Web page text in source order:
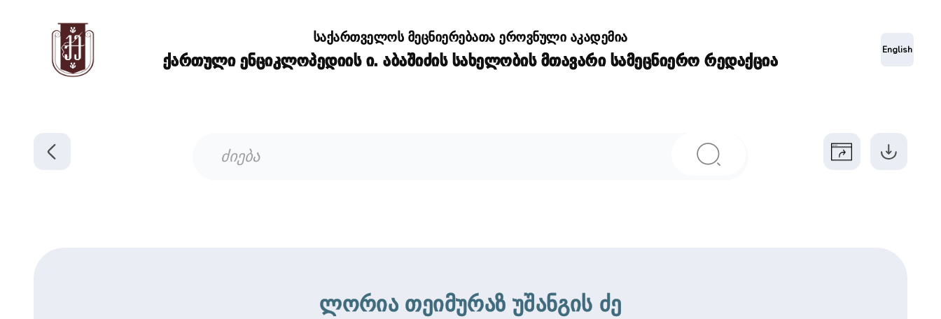
საქართველოს მეცნიერებათა ეროვნული აკადემია
ქართული ენციკლოპედიის ი. აბაშიძის სახელობის მთავარი სამეცნიერო რედაქცია
English
ლორია თეიმურაზ უშანგის ძე